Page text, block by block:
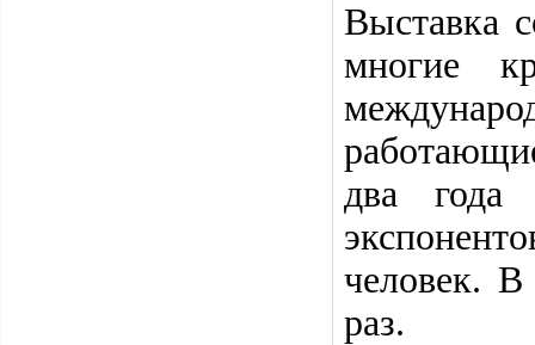
Выставка
многие
два года
человек. В
раз.